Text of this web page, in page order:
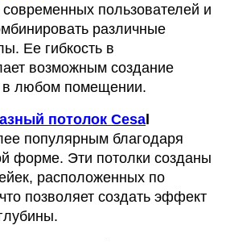
современных пользователей и
различные
Ее гибкость в
возможным создание
в любом помещении.
потолок Cesal
популярным благодаря
форме. Эти потолки созданы
расположенных по
позволяет создать эффект